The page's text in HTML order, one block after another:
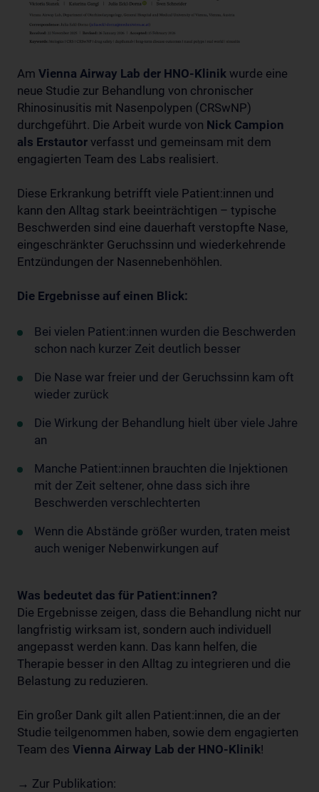
Am Vienna Airway Lab der HNO-Klinik wurde eine
neue Studie zur Behandlung von chronischer
Rhinosinusitis mit Nasenpolypen (CRSwNP)
durchgeführt. Die Arbeit wurde von Nick Campion
als Erstautor verfasst und gemeinsam mit dem
engagierten Team des Labs realisiert.
Diese Erkrankung betrifft viele Patient:innen und
kann den Alltag stark beeinträchtigen – typische
Beschwerden sind eine dauerhaft verstopfte Nase,
eingeschränkter Geruchssinn und wiederkehrende
Entzündungen der Nasennebenhöhlen.
Die Ergebnisse auf einen Blick:
Bei vielen Patient:innen wurden die Beschwerden
schon nach kurzer Zeit deutlich besser
Die Nase war freier und der Geruchssinn kam oft
wieder zurück
Die Wirkung der Behandlung hielt über viele Jahre
an
Manche Patient:innen brauchten die Injektionen
mit der Zeit seltener, ohne dass sich ihre
Beschwerden verschlechterten
Wenn die Abstände größer wurden, traten meist
auch weniger Nebenwirkungen auf
Was bedeutet das für Patient:innen?
Die Ergebnisse zeigen, dass die Behandlung nicht nur
langfristig wirksam ist, sondern auch individuell
angepasst werden kann. Das kann helfen, die
Therapie besser in den Alltag zu integrieren und die
Belastung zu reduzieren.
Ein großer Dank gilt allen Patient:innen, die an der
Studie teilgenommen haben, sowie dem engagierten
Team des Vienna Airway Lab der HNO-Klinik!
→ Zur Publikation: